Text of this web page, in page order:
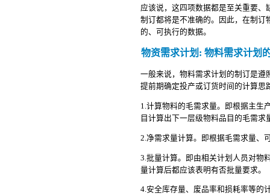
应该说，这四项数据都是至关重要
制订都将是不准确的。因此，在制订
的、可执行的数据。
物资需求计划: 物料需求计划
一般来说，物料需求计划的制订是遵
提前期确定投产或订货时间的计算思
1.计算物料的毛需求量。即根据主生
目计算出下一层级物料品目的毛需
2.净需求量计算。即根据毛需求量、
3.批量计算。即由相关计划人员对物
量计算后都应该表明有否批量要求。
4.安全库存量、废品率和损耗率等的